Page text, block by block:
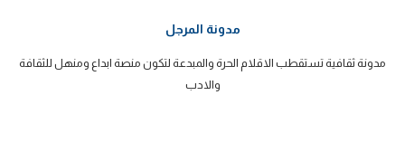
مدونة المرجل
مدونة ثقافية تستقطب الاقلام الحرة والمبدعة لتكون منصة ابداع ومنهل للثقافة
والادب